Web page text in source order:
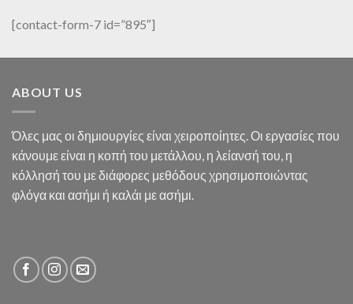
[contact-form-7 id=”895″]
ABOUT US
Όλες μας οι δημιουργίες είναι χειροποίητες. Οι εργασίες που
κάνουμε είναι η κοπή του μετάλλου, η λείανσή του, η
κόλλησή του με διάφορες μεθόδους χρησιμοποιώντας
φλόγα και ασήμι ή καλάι με ασήμι.